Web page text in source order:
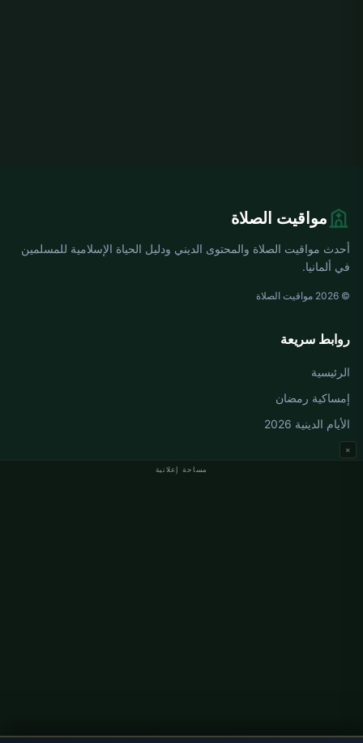
مساحة إعلانية
×
مواقيت الصلاة
أحدث مواقيت الصلاة والمحتوى الديني ودليل الحياة الإسلامية للمسلمين
في ألمانيا.
© 2026 مواقيت الصلاة
روابط سريعة
الرئيسية
إمساكية رمضان
الأيام الدينية 2026